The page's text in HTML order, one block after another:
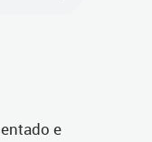
e